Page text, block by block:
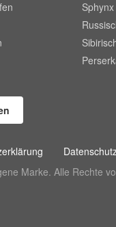
Marke. Alle Rechte